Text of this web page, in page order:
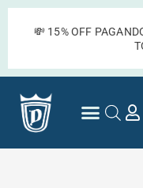
💸 15% OFF